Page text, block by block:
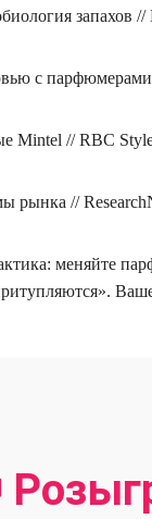
запахов //
с
Mintel // RBC
рынка //
меняйте